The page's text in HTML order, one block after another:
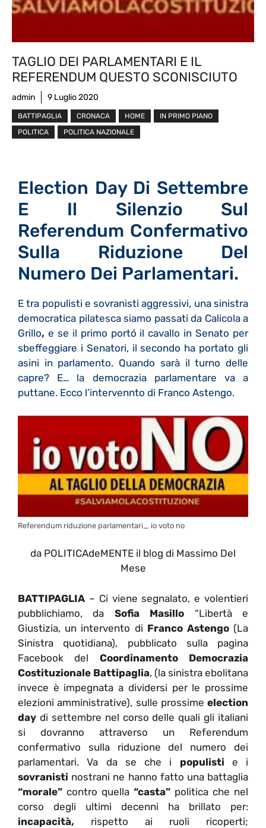
TAGLIO DEI PARLAMENTARI E IL
REFERENDUM QUESTO SCONISCIUTO
admin 9 Luglio 2020
BATTIPAGLIA CRONACA HOME
IN PRIMO PIANO
POLITICA
POLITICA NAZIONALE
Election Day Di Settembre
E Il Silenzio Sul
Referendum Confermativo
Sulla Riduzione Del
Numero Dei Parlamentari.
E tra populisti e sovranisti aggressivi, una sinistra
democratica pilatesca siamo passati da Calicola a
Grillo, e se il primo portó il cavallo in Senato per
sbeffeggiare i Senatori, il secondo ha portato gli
asini in parlamento. Quando sarà il turno delle
capre? E… la democrazia parlamentare va a
puttane. Ecco l’intervennto di Franco Astengo.
Referendum riduzione parlamentari_ io voto no
da POLITICAdeMENTE il blog di Massimo Del
Mese
BATTIPAGLIA – Ci viene segnalato, e volentieri
pubblichiamo, da Sofia Masillo “Libertà e
Giustizia, un intervento di Franco Astengo(La
Sinistra quotidiana), pubblicato sulla pagina
Facebook del Coordinamento Democrazia
Costituzionale Battipaglia, (la sinistra ebolitana
invece è impegnata a dividersi per le prossime
elezioni amministrative), sulle prossime election
day di settembre nel corso delle quali gli italiani
si dovranno attraverso un Referendum
confermativo sulla riduzione del numero dei
parlamentari. Va da se che i populisti e i
sovranisti nostrani ne hanno fatto una battaglia
“morale” contro quella “casta” politica che nel
corso degli ultimi decenni ha brillato per:
incapacità, rispetto ai ruoli ricoperti;